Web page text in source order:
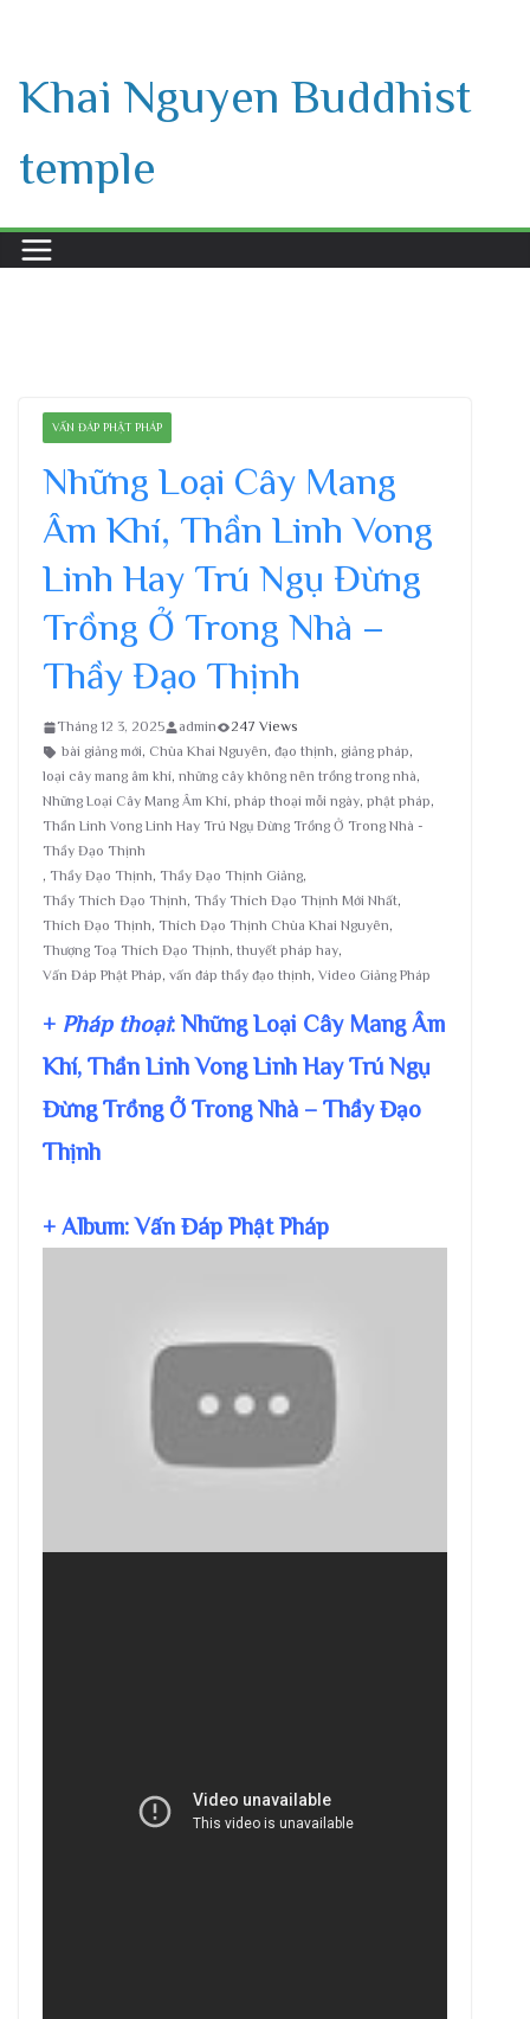
content
Khai Nguyen Buddhist
temple
VẤN ĐÁP PHẬT PHÁP
Những Loại Cây Mang
Âm Khí, Thần Linh Vong
Linh Hay Trú Ngụ Đừng
Trồng Ở Trong Nhà –
Thầy Đạo Thịnh
Tháng 12 3, 2025 admin
247 Views
bài giảng mới, Chùa Khai Nguyên, đạo thịnh, giảng pháp,
loại cây mang âm khí, những cây không nên trồng trong nhà,
Những Loại Cây Mang Âm Khí, pháp thoại mỗi ngày, phật pháp,
Thần Linh Vong Linh Hay Trú Ngụ Đừng Trồng Ở Trong Nhà -
Thầy Đạo Thịnh
, Thầy Đạo Thịnh, Thầy Đạo Thịnh Giảng,
Thầy Thích Đạo Thịnh, Thầy Thích Đạo Thịnh Mới Nhất,
Thích Đạo Thịnh, Thích Đạo Thịnh Chùa Khai Nguyên,
Thượng Toạ Thích Đạo Thịnh, thuyết pháp hay,
Vấn Đáp Phật Pháp, vấn đáp thầy đạo thịnh, Video Giảng Pháp
+ Pháp thoại: Những Loại Cây Mang Âm
Khí, Thần Linh Vong Linh Hay Trú Ngụ
Đừng Trồng Ở Trong Nhà – Thầy Đạo
Thịnh
+ Album: Vấn Đáp Phật Pháp